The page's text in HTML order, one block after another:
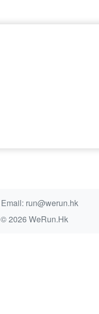
run@werun.hk
© 2026 WeRun.Hk